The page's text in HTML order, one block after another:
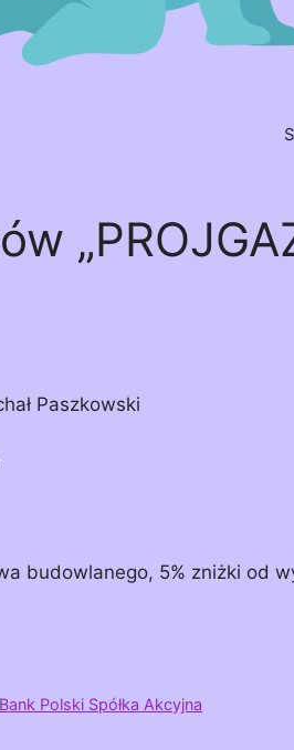
Paszkowski
budowlanego, 5% zniżki od
Polski Spółka Akcyjna